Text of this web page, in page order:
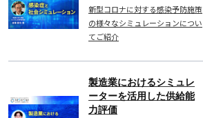
新型コロナに対する感染予防施策
の様々なシミュレーションについ
てご紹介
製造業におけるシミュレ
ーターを活用した供給能
力評価